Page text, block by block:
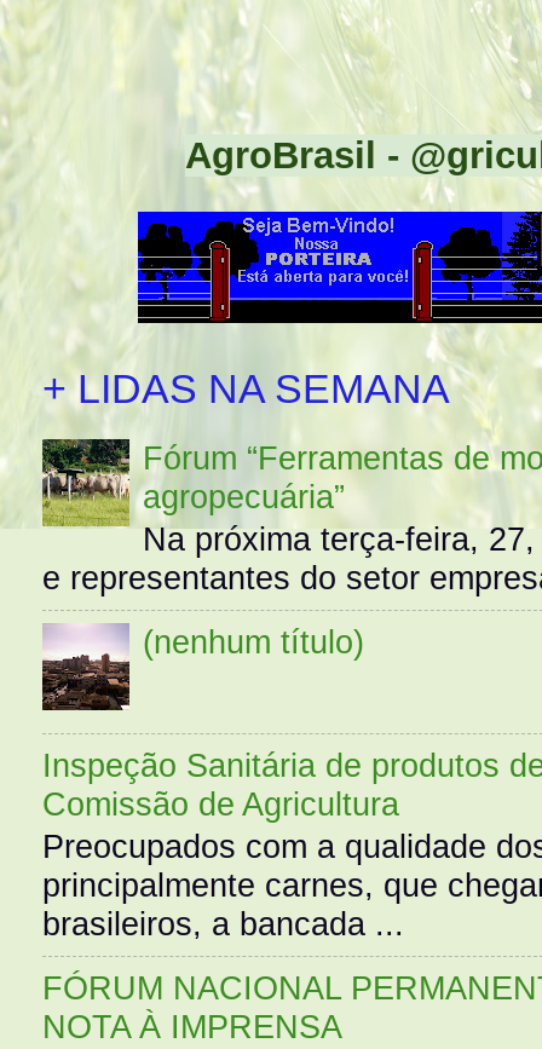
AgroBrasil -
+ LIDAS NA SEMANA
Fórum “Ferramentas de
agropecuária”
Na próxima terça-feira,
e representantes do setor
(nenhum título)
Inspeção Sanitária de produtos
Comissão de Agricultura
Preocupados com a qualidade
principalmente carnes, que
brasileiros, a bancada ...
FÓRUM NACIONAL
NOTA À IMPRENSA